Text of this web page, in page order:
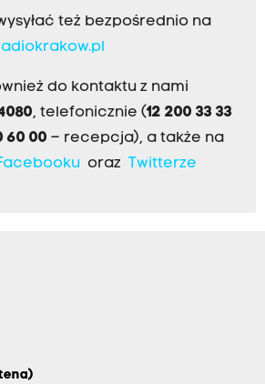
też bezpośrednio na
do kontaktu z nami
, telefonicznie (12 200 33 33
60 00 – recepcja), a także na
oraz Twitterze